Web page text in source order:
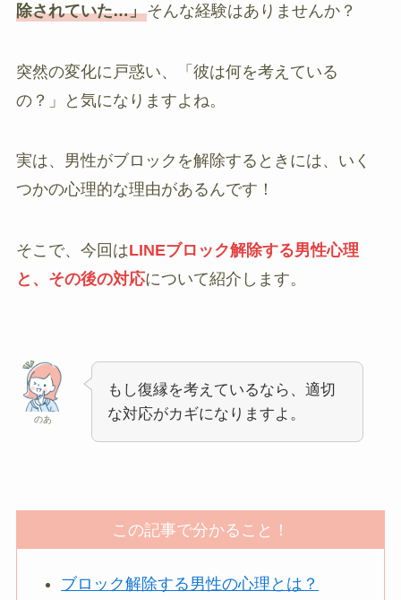
除されていた…」そんな経験はありませんか？
突然の変化に戸惑い、「彼は何を考えている
の？」と気になりますよね。
実は、男性がブロックを解除するときには、いく
つかの心理的な理由があるんです！
そこで、今回はLINEブロック解除する男性心理
と、その後の対応について紹介します。
のあ
もし復縁を考えているなら、適切
な対応がカギになりますよ。
この記事で分かること！
ブロック解除する男性の心理とは？